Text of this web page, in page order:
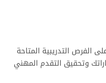
الفرص التدريبية المتاحة
وتحقيق التقدم المهني